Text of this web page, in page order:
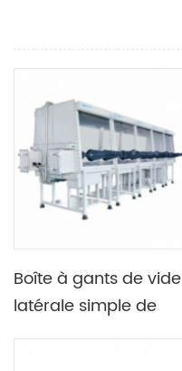
Boîte à gants de vide
latérale simple de